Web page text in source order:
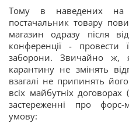
Тому в наведених на
постачальник товару
магазин одразу після
конференції - провести
заборони. Звичайно ж,
карантину не змінять
взагалі не припинять
всіх майбутніх
застереженні про
умову: